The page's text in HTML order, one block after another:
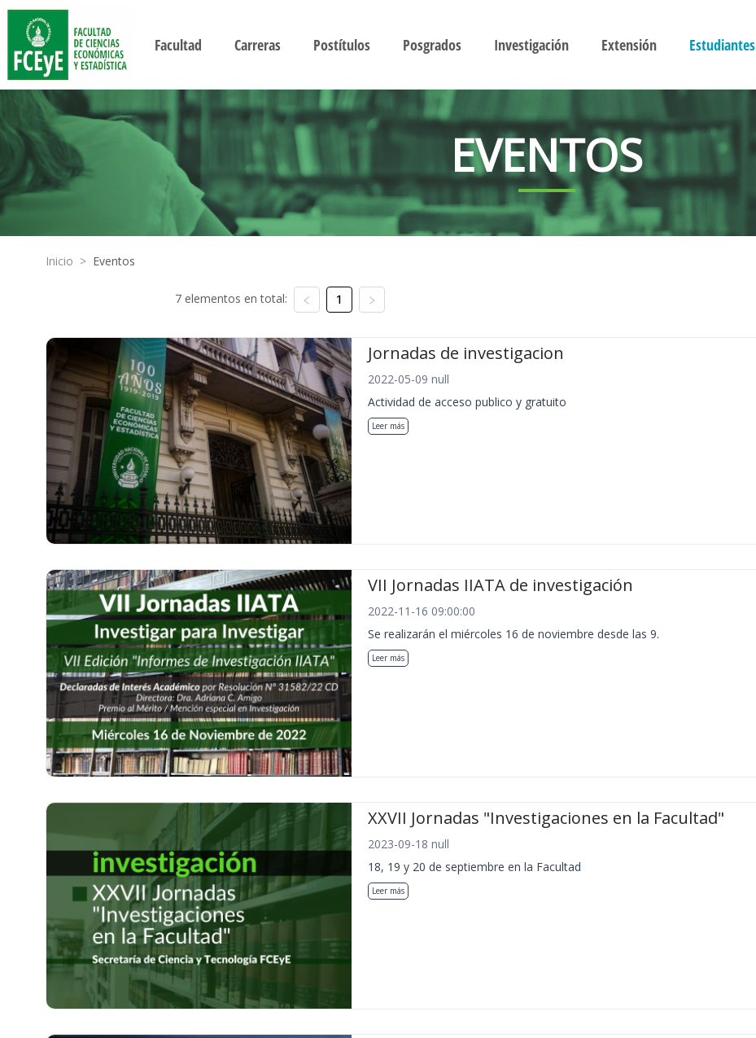
Facultad Carreras Postítulos Posgrados Investigación Extensión Estudiantes
EVENTOS
Inicio > Eventos
7 elementos en total: 1
Jornadas de investigacion
2022-05-09 null
Actividad de acceso publico y gratuito
Leer más
VII Jornadas IIATA de investigación
2022-11-16 09:00:00
Se realizarán el miércoles 16 de noviembre desde las 9.
Leer más
XXVII Jornadas "Investigaciones en la Facultad"
2023-09-18 null
18, 19 y 20 de septiembre en la Facultad
Leer más